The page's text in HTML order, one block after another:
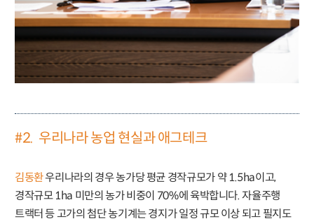
#2. 우리나라 농업 현실과 애그테크
김동환우리나라의 경우 농가당 평균 경작규모가 약 1.5ha이고,
경작규모 1ha 미만의 농가 비중이 70%에 육박합니다. 자율주행
트랙터 등 고가의 첨단 농기계는 경지가 일정 규모 이상 되고 필지도